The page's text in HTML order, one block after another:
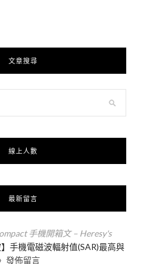
文章搜尋
線上人數
最新留言
手機開箱文 – Heresy's
】手機電磁波輻射值(SAR)最高與
發佈留言